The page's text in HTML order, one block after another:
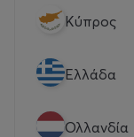
Κύπρος
Eλλάδα
Ολλανδία